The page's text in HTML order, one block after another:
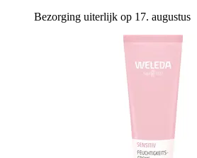
Bezorging uiterlijk op 17. augustus